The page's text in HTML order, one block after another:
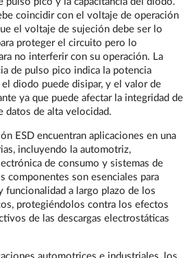
coincidir con el voltaje de operación
el voltaje de sujeción debe ser lo
proteger el circuito pero lo
no interferir con su operación. La
de pulso pico indica la potencia
diodo puede disipar, y el valor de
ya que puede afectar la integridad de
datos de alta velocidad.
ESD encuentran aplicaciones en una
incluyendo la automotriz,
de consumo y sistemas de
componentes son esenciales para
funcionalidad a largo plazo de los
protegiéndolos contra los efectos
de las descargas electrostáticas